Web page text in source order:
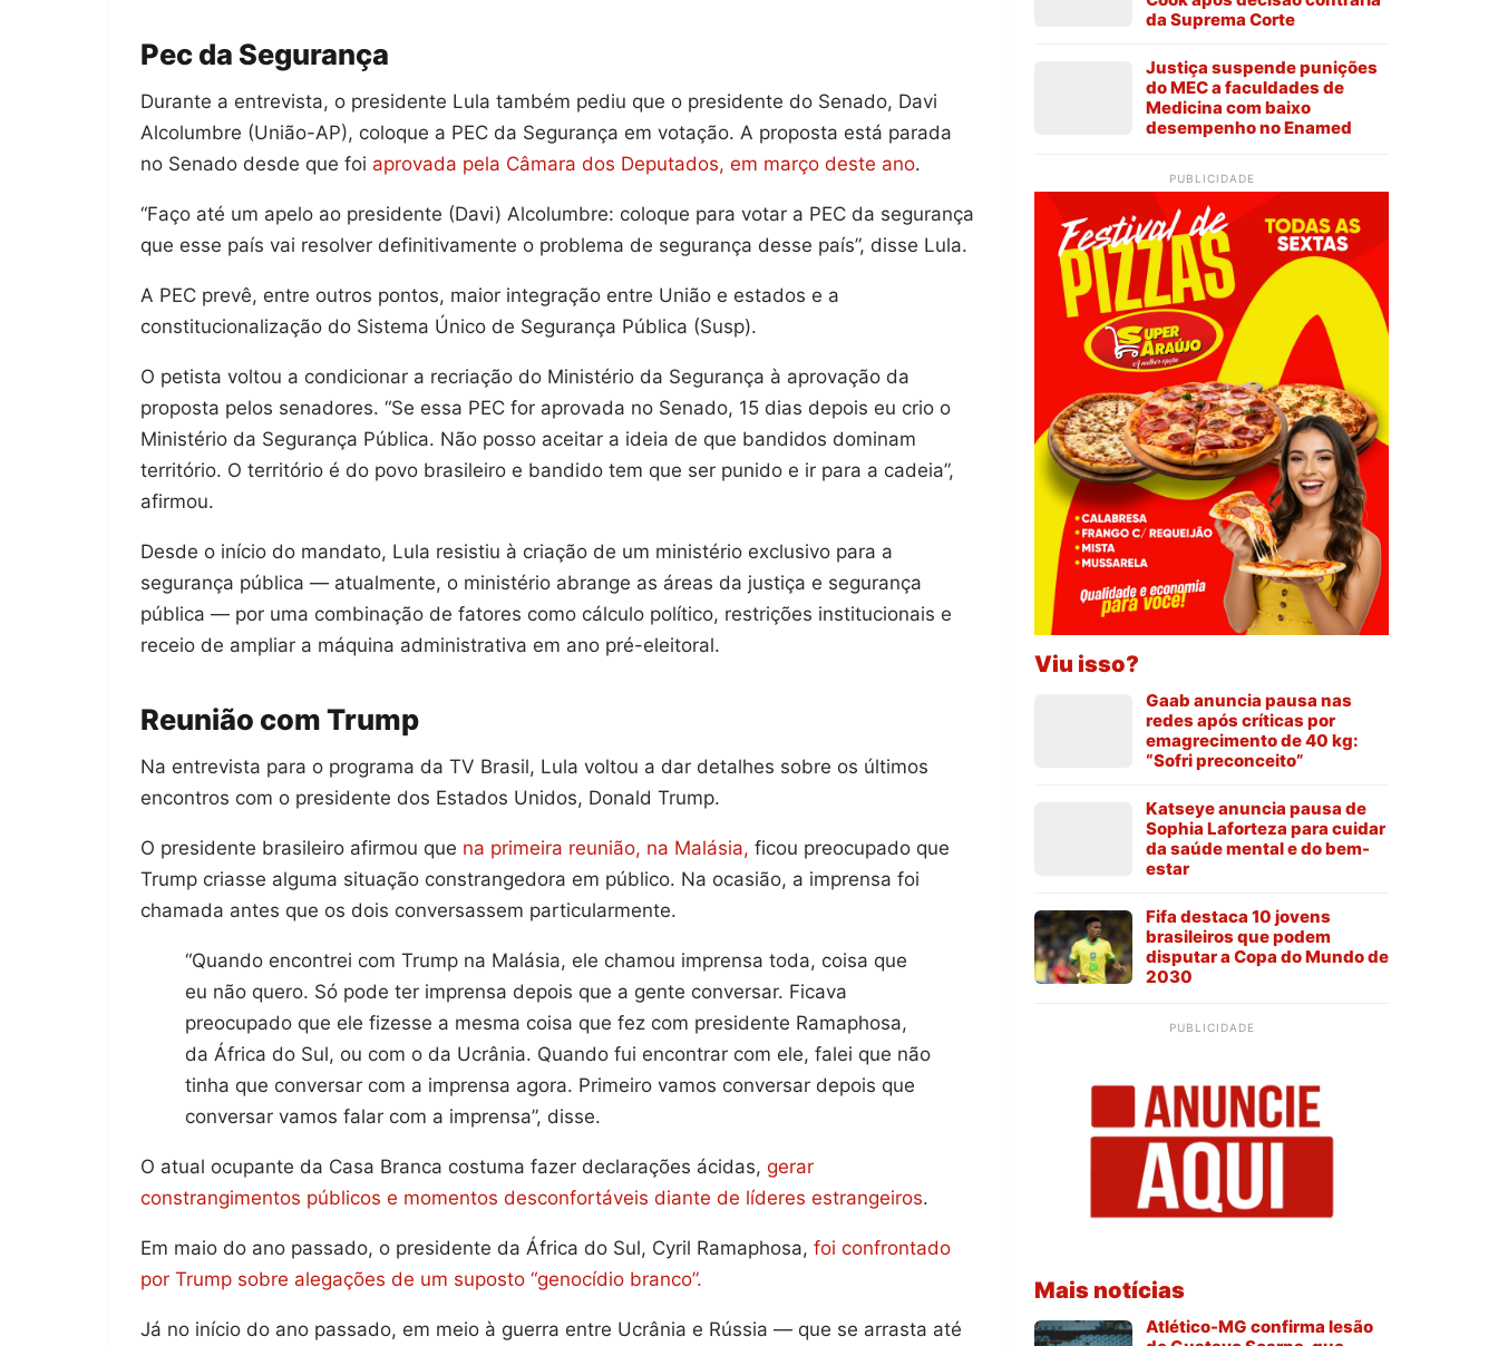
Pec da Segurança
Durante a entrevista, o presidente Lula também pediu que o presidente do Senado, Davi
Alcolumbre (União-AP), coloque a PEC da Segurança em votação. A proposta está parada
no Senado desde que foi aprovada pela Câmara dos Deputados, em março deste ano.
“Faço até um apelo ao presidente (Davi) Alcolumbre: coloque para votar a PEC da segurança
que esse país vai resolver definitivamente o problema de segurança desse país”, disse Lula.
A PEC prevê, entre outros pontos, maior integração entre União e estados e a
constitucionalização do Sistema Único de Segurança Pública (Susp).
O petista voltou a condicionar a recriação do Ministério da Segurança à aprovação da
proposta pelos senadores. “Se essa PEC for aprovada no Senado, 15 dias depois eu crio o
Ministério da Segurança Pública. Não posso aceitar a ideia de que bandidos dominam
território. O território é do povo brasileiro e bandido tem que ser punido e ir para a cadeia”,
afirmou.
Desde o início do mandato, Lula resistiu à criação de um ministério exclusivo para a
segurança pública — atualmente, o ministério abrange as áreas da justiça e segurança
pública — por uma combinação de fatores como cálculo político, restrições institucionais e
receio de ampliar a máquina administrativa em ano pré-eleitoral.
Reunião com Trump
Na entrevista para o programa da TV Brasil, Lula voltou a dar detalhes sobre os últimos
encontros com o presidente dos Estados Unidos, Donald Trump.
O presidente brasileiro afirmou que na primeira reunião, na Malásia, ficou preocupado que
Trump criasse alguma situação constrangedora em público. Na ocasião, a imprensa foi
chamada antes que os dois conversassem particularmente.
“Quando encontrei com Trump na Malásia, ele chamou imprensa toda, coisa que
eu não quero. Só pode ter imprensa depois que a gente conversar. Ficava
preocupado que ele fizesse a mesma coisa que fez com presidente Ramaphosa,
da África do Sul, ou com o da Ucrânia. Quando fui encontrar com ele, falei que não
tinha que conversar com a imprensa agora. Primeiro vamos conversar depois que
conversar vamos falar com a imprensa”, disse.
O atual ocupante da Casa Branca costuma fazer declarações ácidas, gerar
constrangimentos públicos e momentos desconfortáveis diante de líderes estrangeiros.
Em maio do ano passado, o presidente da África do Sul, Cyril Ramaphosa, foi confrontado
por Trump sobre alegações de um suposto “genocídio branco”.
Já no início do ano passado, em meio à guerra entre Ucrânia e Rússia — que se arrasta até
da Suprema Corte
Justiça suspende punições
do MEC a faculdades de
Medicina com baixo
desempenho no Enamed
PUBLICIDADE
Viu isso?
Gaab anuncia pausa nas
redes após críticas por
emagrecimento de 40 kg:
“Sofri preconceito”
Katseye anuncia pausa de
Sophia Laforteza para cuidar
da saúde mental e do bem-
estar
Fifa destaca 10 jovens
brasileiros que podem
disputar a Copa do Mundo de
2030
PUBLICIDADE
Mais notícias
Atlético-MG confirma lesão